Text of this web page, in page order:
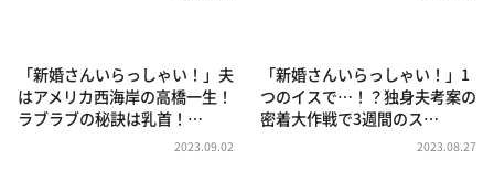
朝だ！生です旅サラダ
教えて！ニュースライブ 正義のミカタ
「新婚さんいらっしゃい！」夫
はアメリカ西海岸の高橋一生！
ラブラブの秘訣は乳首！…
2023.09.02
「新婚さんいらっしゃい！」1
つのイスで…！？独身夫考案の
密着大作戦で3週間のス…
2023.08.27